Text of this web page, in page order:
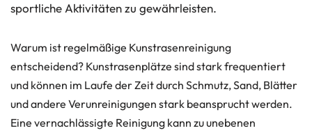
sportliche Aktivitäten zu gewährleisten.
Warum ist regelmäßige Kunstrasenreinigung
entscheidend? Kunstrasenplätze sind stark frequentiert
und können im Laufe der Zeit durch Schmutz, Sand, Blätter
und andere Verunreinigungen stark beansprucht werden.
Eine vernachlässigte Reinigung kann zu unebenen